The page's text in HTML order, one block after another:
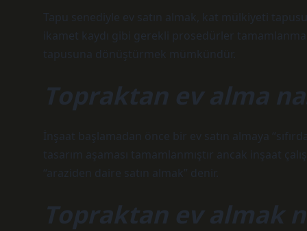
Tapu senediyle ev satın almak, kat mülkiyeti
ikamet kaydı gibi gerekli prosedürler
tapusuna dönüştürmek mümkündür.
Topraktan ev alma
İnşaat başlamadan önce bir ev satın almaya
tasarım aşaması tamamlanmıştır ancak inşaat
“araziden daire satın almak” denir.
Topraktan ev almak